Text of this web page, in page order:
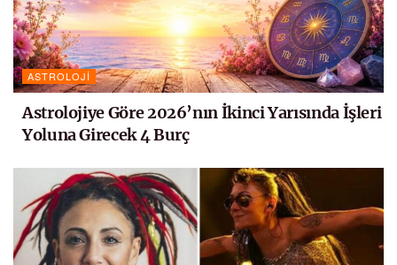
ASTROLOJI
Astrolojiye Göre 2026’nın İkinci Yarısında İşleri
Yoluna Girecek 4 Burç